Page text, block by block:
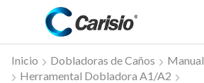
Inicio Dobladoras de Caños
Manual
Herramental Dobladora A1/A2